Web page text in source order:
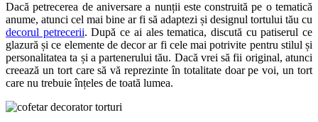
Dacă petrecerea de aniversare a nunții este construită pe o tematică
anume, atunci cel mai bine ar fi să adaptezi și designul tortului tău cu
decorul petrecerii. După ce ai ales tematica, discută cu patiserul ce
glazură și ce elemente de decor ar fi cele mai potrivite pentru stilul și
personalitatea ta și a partenerului tău. Dacă vrei să fii original, atunci
creează un tort care să vă reprezinte în totalitate doar pe voi, un tort
care nu trebuie înțeles de toată lumea.